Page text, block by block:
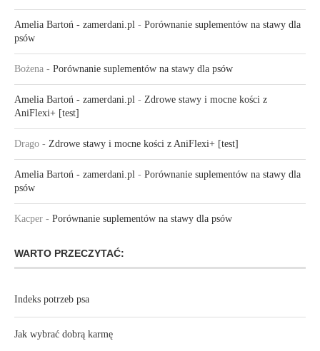
Amelia Bartoń - zamerdani.pl - Porównanie suplementów na stawy dla
psów
Bożena - Porównanie suplementów na stawy dla psów
Amelia Bartoń - zamerdani.pl - Zdrowe stawy i mocne kości z
AniFlexi+ [test]
Drago - Zdrowe stawy i mocne kości z AniFlexi+ [test]
Amelia Bartoń - zamerdani.pl - Porównanie suplementów na stawy dla
psów
Kacper - Porównanie suplementów na stawy dla psów
WARTO PRZECZYTAĆ:
Indeks potrzeb psa
Jak wybrać dobrą karmę